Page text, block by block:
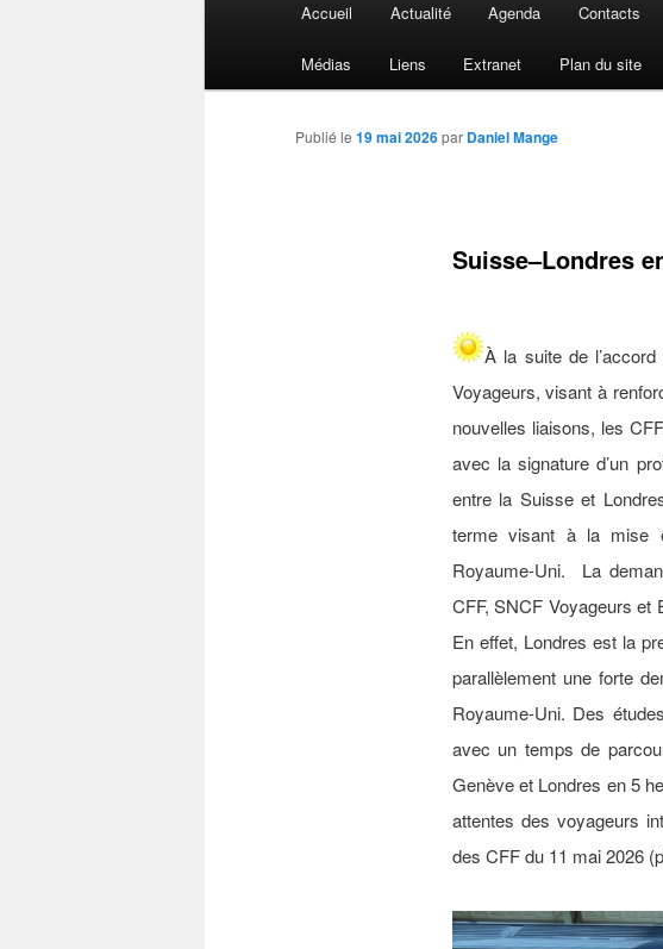
Accueil Actualité Agenda Contacts
Médias Liens Extranet Plan du site
Suisse–Londres
Publié le 19 mai 2026par Daniel Mange
À la suite de
Voyageurs, visant à
nouvelles liaisons, les
avec la signature d’un
entre la Suisse et
terme visant à la mise
Royaume-Uni. La
CFF, SNCF Voyageurs et
En effet, Londres est la
parallèlement une forte
Royaume-Uni. Des
avec un temps de
Genève et Londres en 5
attentes des voyageurs
des CFF du 11 mai 2026